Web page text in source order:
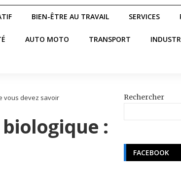
BIEN-ÊTRE AU TRAVAIL SERVICES
AUTO MOTO TRANSPORT
vous devez savoir
:
Rechercher
FACEBOOK